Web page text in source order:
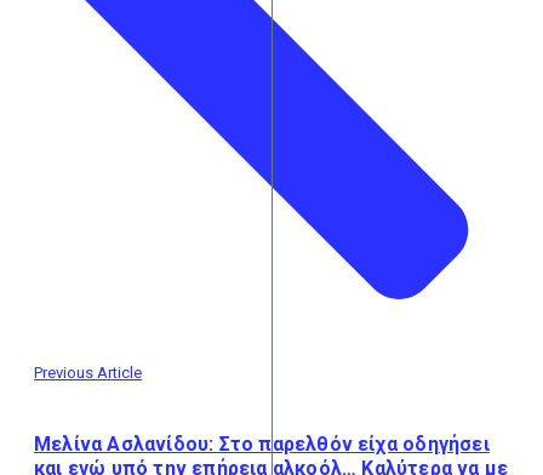
Previous Article
Μελίνα Ασλανίδου: Στο παρελθόν είχα οδηγήσει
και εγώ υπό την επήρεια αλκοόλ… Καλύτερα να με